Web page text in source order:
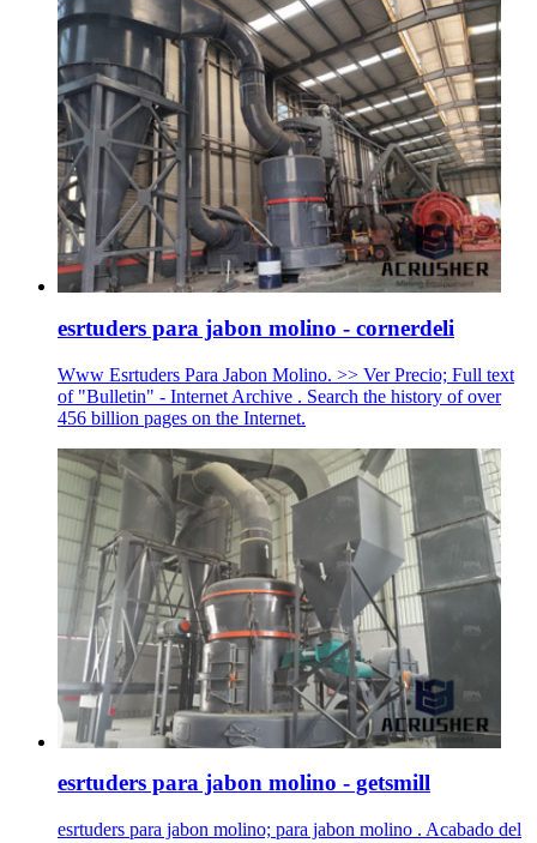
esrtuders para jabon molino - cornerdeli
Www Esrtuders Para Jabon Molino. >> Ver Precio; Full text
of "Bulletin" - Internet Archive . Search the history of over
456 billion pages on the Internet.
esrtuders para jabon molino - getsmill
esrtuders para jabon molino; para jabon molino . Acabado del